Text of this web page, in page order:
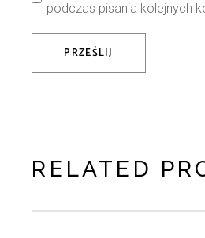
podczas pisania kolejnych
PRZEŚLIJ
RELATED